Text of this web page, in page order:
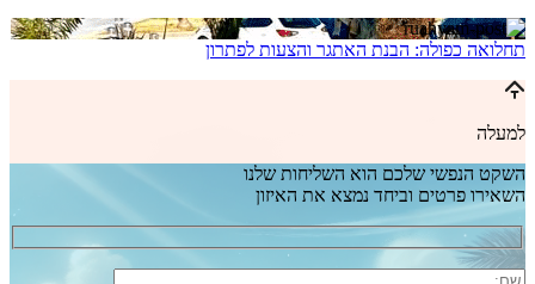
תחלואה כפולה: הבנת האתגר והצעות לפתרון
למעלה
השקט הנפשי שלכם הוא השליחות שלנו
השאירו פרטים וביחד נמצא את האיזון